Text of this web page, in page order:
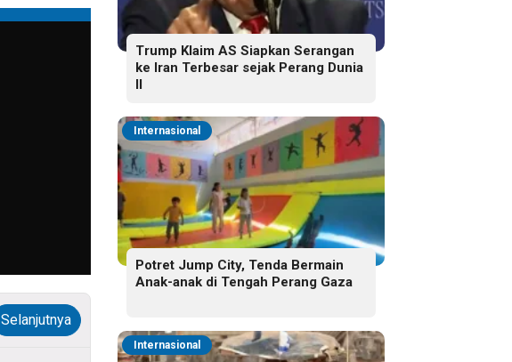
Selanjutnya
Trump Klaim AS Siapkan Serangan
ke Iran Terbesar sejak Perang Dunia
II
Internasional
Potret Jump City, Tenda Bermain
Anak-anak di Tengah Perang Gaza
Internasional